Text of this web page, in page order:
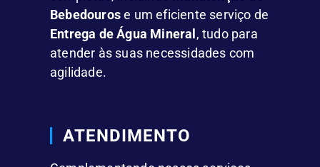
Bebedourose um eficiente serviço de
Entrega de Água Mineral , tudo para
atender às suas necessidades com
agilidade.
ATENDIMENTO